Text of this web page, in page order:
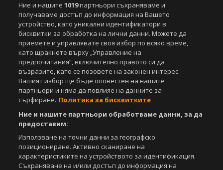
За нас Екип За рекламa
Общи условия
Етични правила на НСС
Лични данни
Управление на предпочитания
Съдържанието на този уеб сайт и технологиите, използвани в него, са
под закрила на Закона за авторското право и сродните му права.
Всички статии, репортажи, интервюта и други текстови, графични и
видео материали, публикувани в сайта, са собственост на Агенция
Спортал, освен ако изрично е посочено друго. Допуска се
публикуване на текстови материали само след писмено съгласие на
Агенция Спортал, посочване на източника и добавяне на линк към
www.sportal.bg. Използването на графични и видео материали,
публикувани в сайта, е строго забранено. Нарушителите ще бъдат
санкционирани с цялата строгост на закона.
СвалиБЕЗПЛАТНОТОприложение за:
Ние и нашите1019партньори съхраняваме и
получаваме достъп до информация на Вашето
устройство, като уникални идентификатори в
бисквитки за обработка на лични данни. Можете да
приемете и управлявате своя избор по всяко време,
като щракнете върху „Управление на
предпочитания“, включително правото си да
възразите, като се позовете на законен интерес.
Вашият избор ще бъде оповестен на нашите
партньори и няма да повлияе на данните за
сърфиране. Политика за бисквитките
Ние и нашите партньори обработваме данни, за да
предоставим:
Използване на точни данни за географско
позициониране. Активно сканиране на
характеристиките на устройството за идентификация.
Съхраняване на и/или достъп до информация на